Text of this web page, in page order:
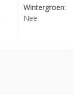
Wintergroen:
Nee